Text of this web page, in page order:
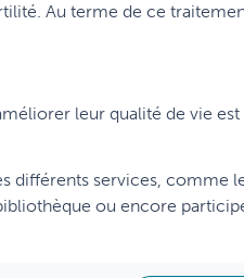
Au terme de ce
leur qualité de vie
différents services, comme
ou encore